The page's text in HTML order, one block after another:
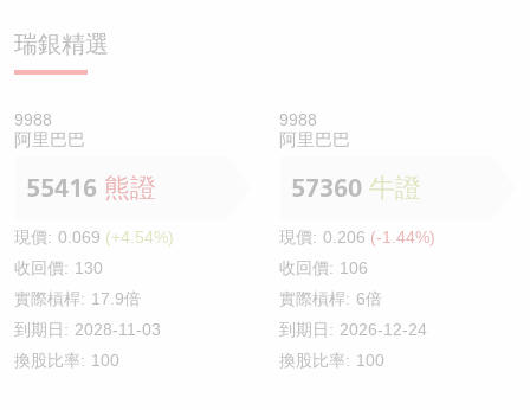
瑞銀精選
9988
阿里巴巴
55416 熊證
現價: 0.069 (+4.54%)
收回價: 130
實際槓桿: 17.9倍
到期日: 2028-11-03
換股比率: 100
9988
阿里巴巴
57360 牛證
現價: 0.206 (-1.44%)
收回價: 106
實際槓桿: 6倍
到期日: 2026-12-24
換股比率: 100